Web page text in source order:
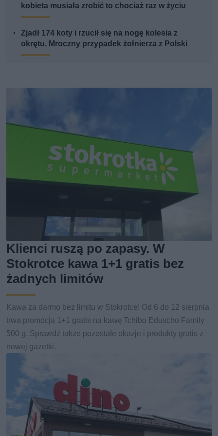
kobieta musiała zrobić to chociaż raz w życiu
Zjadł 174 koty i rzucił się na nogę kolesia z
okrętu. Mroczny przypadek żołnierza z Polski
Klienci ruszą po zapasy. W
Stokrotce kawa 1+1 gratis bez
żadnych limitów
Kawa za darmo bez limitu w Stokrotce! Od 6 do 12 sierpnia
trwa promocja 1+1 gratis na kawę Tchibo Eduscho Family
500 g. Sprawdź także pozostałe okazje i produkty gratis z
nowej gazetki.